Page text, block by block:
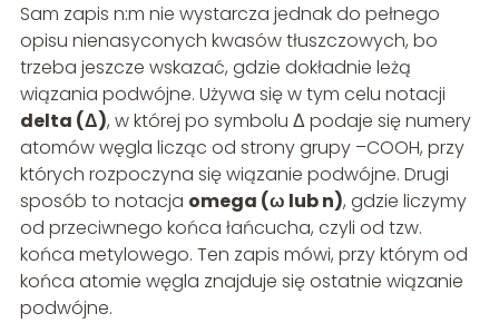
Sam zapis n:m nie wystarcza jednak do pełnego
opisu nienasyconych kwasów tłuszczowych, bo
trzeba jeszcze wskazać, gdzie dokładnie leżą
wiązania podwójne. Używa się w tym celu notacji
delta (Δ), w której po symbolu Δ podaje się numery
atomów węgla licząc od strony grupy –COOH, przy
których rozpoczyna się wiązanie podwójne. Drugi
sposób to notacja omega (ω lub n), gdzie liczymy
od przeciwnego końca łańcucha, czyli od tzw.
końca metylowego. Ten zapis mówi, przy którym od
końca atomie węgla znajduje się ostatnie wiązanie
podwójne.